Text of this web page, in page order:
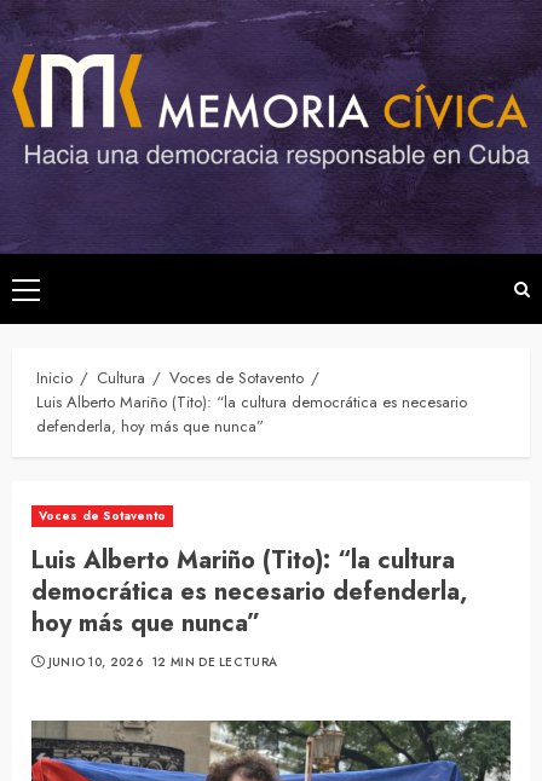
Saltar
al
contenido
Menú
principal
Inicio Cultura
Voces de Sotavento
Luis Alberto Mariño (Tito): “la cultura democrática es necesario
defenderla, hoy más que nunca”
Voces de Sotavento
Luis Alberto Mariño (Tito): “la cultura
democrática es necesario defenderla,
hoy más que nunca”
JUNIO 10, 2026 12 MIN DE LECTURA